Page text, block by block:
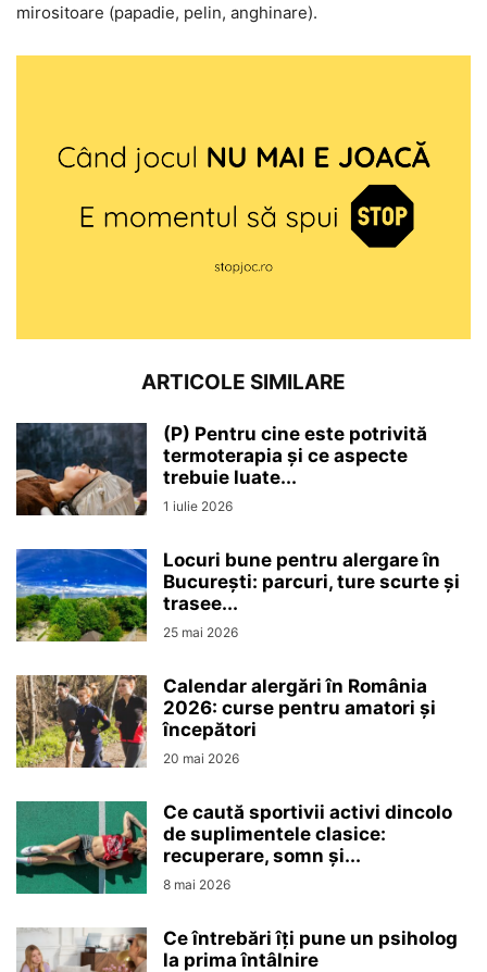
mirositoare (papadie, pelin, anghinare).
ARTICOLE SIMILARE
(P) Pentru cine este potrivită
termoterapia și ce aspecte
trebuie luate...
1 iulie 2026
Locuri bune pentru alergare în
București: parcuri, ture scurte și
trasee...
25 mai 2026
Calendar alergări în România
2026: curse pentru amatori și
începători
20 mai 2026
Ce caută sportivii activi dincolo
de suplimentele clasice:
recuperare, somn și...
8 mai 2026
Ce întrebări îți pune un psiholog
la prima întâlnire